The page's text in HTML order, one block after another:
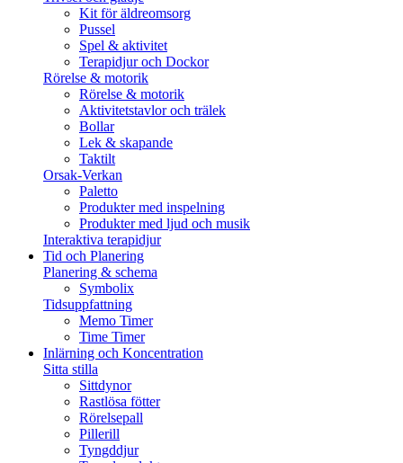
Kit för äldreomsorg
Pussel
Spel & aktivitet
Terapidjur och Dockor
Rörelse & motorik
Rörelse & motorik
Aktivitetstavlor och trälek
Bollar
Lek & skapande
Taktilt
Orsak-Verkan
Paletto
Produkter med inspelning
Produkter med ljud och musik
Interaktiva terapidjur
Tid och Planering
Planering & schema
Symbolix
Tidsuppfattning
Memo Timer
Time Timer
Inlärning och Koncentration
Sitta stilla
Sittdynor
Rastlösa fötter
Rörelsepall
Pillerill
Tyngddjur